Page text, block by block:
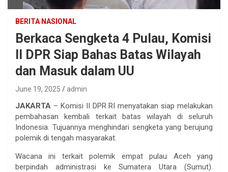
BERITA NASIONAL
Berkaca Sengketa 4 Pulau, Komisi
II DPR Siap Bahas Batas Wilayah
dan Masuk dalam UU
June 19, 2025 admin
JAKARTA – Komisi II DPR RI menyatakan siap melakukan
pembahasan kembali terkait batas wilayah di seluruh
Indonesia. Tujuannya menghindari sengketa yang berujung
polemik di tengah masyarakat.
Wacana ini terkait polemik empat pulau Aceh yang
berpindah administrasi ke Sumatera Utara (Sumut).